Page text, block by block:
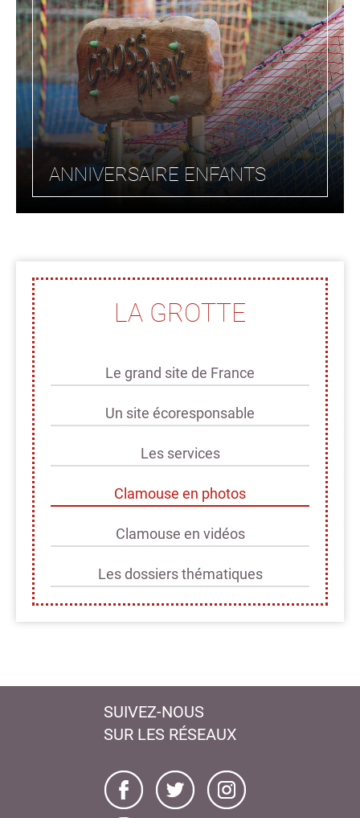
ANNIVERSAIRE ENFANTS
LA GROTTE
Le grand site de France
Un site écoresponsable
Les services
Clamouse en photos
Clamouse en vidéos
Les dossiers thématiques
SUIVEZ-NOUS
SUR LES RÉSEAUX